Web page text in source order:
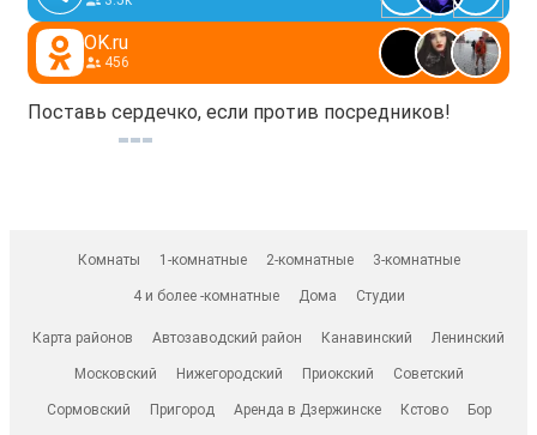
OK.ru
456
Поставь сердечко, если против посредников!
Комнаты 1-комнатные 2-комнатные 3-комнатные
4 и более -комнатные Дома Студии
Карта районов Автозаводский район Канавинский Ленинский
Московский Нижегородский Приокский Советский
Сормовский Пригород Аренда в Дзержинске Кстово Бор